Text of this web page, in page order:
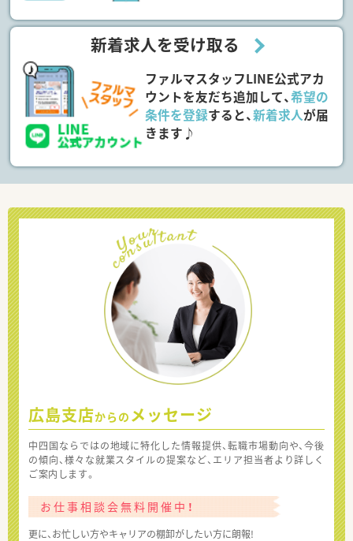
新着求人を受け取る
ファルマスタッフLINE公式アカ
ウントを友だち追加して、希望の
条件を登録すると、新着求人が届
きます♪
広島支店からの メッセージ
中四国ならではの地域に特化した情報提供、転職市場動向や、今後
の傾向、様々な就業スタイルの提案など、エリア担当者より詳しく
ご案内します。
お仕事相談会無料開催中！
更に、お忙しい方やキャリアの棚卸がしたい方に朗報!